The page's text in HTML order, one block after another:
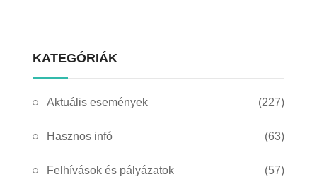
KATEGÓRIÁK
Aktuális események (227)
Hasznos infó (63)
Felhívások és pályázatok (57)